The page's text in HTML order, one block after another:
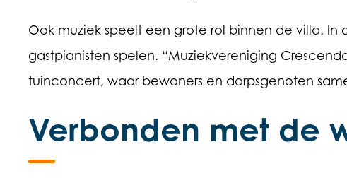
Ook muziek speelt een grote rol binnen de villa.
gastpianisten spelen. “Muziekvereniging
tuinconcert, waar bewoners en dorpsgenoten
Verbonden met de